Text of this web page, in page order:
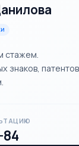
стажем.
знаков,
84